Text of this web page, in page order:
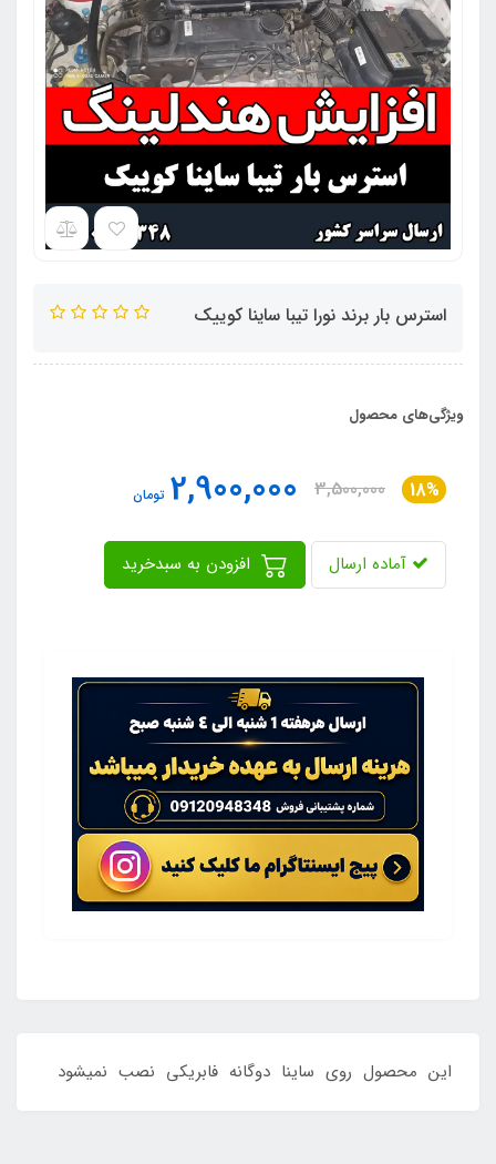
استرس بار برند نورا تیبا ساینا کوییک
ویژگی‌های محصول
18%
3,500,000
2,900,000 تومان
آماده ارسال
این محصول روی ساینا دوگانه فابریکی نصب نمیشود